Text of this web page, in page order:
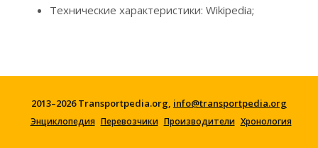
Технические характеристики: Wikipedia;
2013–2026 Transportpedia.org, info@transportpedia.org
Энциклопедия Перевозчики Производители Хронология